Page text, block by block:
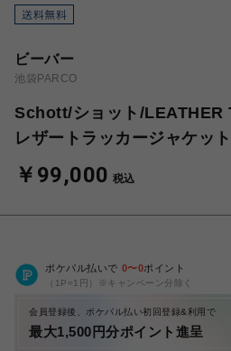
ビーバー
池袋PARCO
Schott/ショット/LEATHER
レザートラッカージャケット
￥99,000 税込
ポケパル払いで 0〜0ポイント
（1P=1円）※キャンペーン分除く
会員登録後、ポケパル払い初回登録&利用で
最大1,500円分ポイント進呈